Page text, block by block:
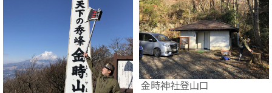
金時神社登山口